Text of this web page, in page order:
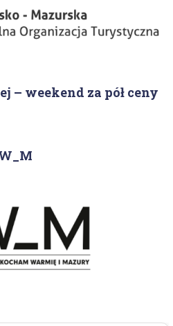
– weekend za pół ceny